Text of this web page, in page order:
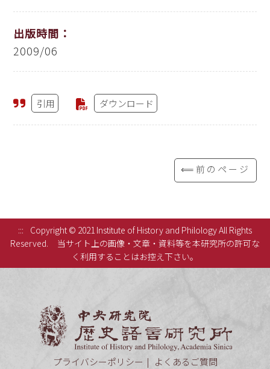
出版時間：
2009/06
引用 ダウンロード
⟸前のページ
:::
Copyright © 2021 Institute of History and Philology All Rights
Reserved.
当サイト上の画像・文章・資料等を本研究所の許可な
く利用することはお控え下さい。
プライバシーポリシー
よくあるご質問